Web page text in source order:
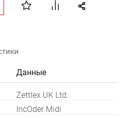
Данные
Zettlex UK Ltd.
IncOder Midi